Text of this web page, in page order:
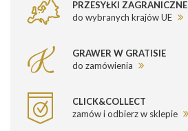
PRZESYŁKI ZAGRANICZNE
do wybranych krajów UE
GRAWER W GRATISIE
do zamówienia
CLICK&COLLECT
zamów i odbierz w sklepie